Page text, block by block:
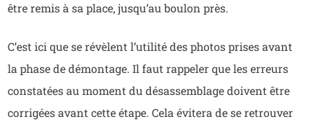
être remis à sa place, jusqu’au boulon près.
C’est ici que se révèlent l’utilité des photos prises avant
la phase de démontage. Il faut rappeler que les erreurs
constatées au moment du désassemblage doivent être
corrigées avant cette étape. Cela évitera de se retrouver